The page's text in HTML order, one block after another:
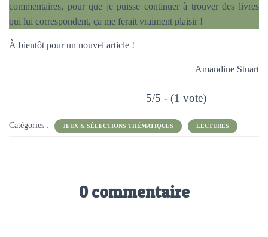
commentaires, pour que je puisse continuer à trouver des livres
qui lui correspondent, ça me ferait vraiment plaisir !
À bientôt pour un nouvel article !
Amandine Stuart
5/5 - (1 vote)
Catégories : JEUX & SÉLECTIONS THÉMATIQUES LECTURES
0 commentaire